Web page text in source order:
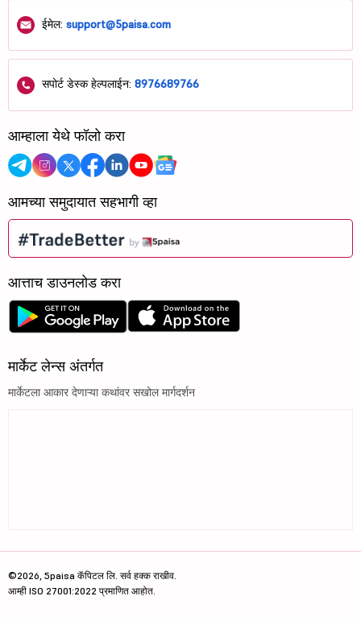
ईमेल: support@5paisa.com
सपोर्ट डेस्क हेल्पलाईन: 8976689766
आम्हाला येथे फॉलो करा
आमच्या समुदायात सहभागी व्हा
आत्ताच डाउनलोड करा
मार्केट लेन्स अंतर्गत
मार्केटला आकार देणाऱ्या कथांवर सखोल मार्गदर्शन
©2026, 5paisa कॅपिटल लि. सर्व हक्क राखीव.
आम्ही ISO 27001:2022 प्रमाणित आहोत.